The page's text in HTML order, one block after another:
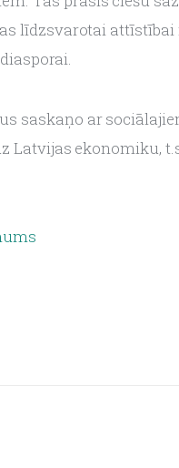
līdzsvarotai
saskaņo ar
ekonomiku,